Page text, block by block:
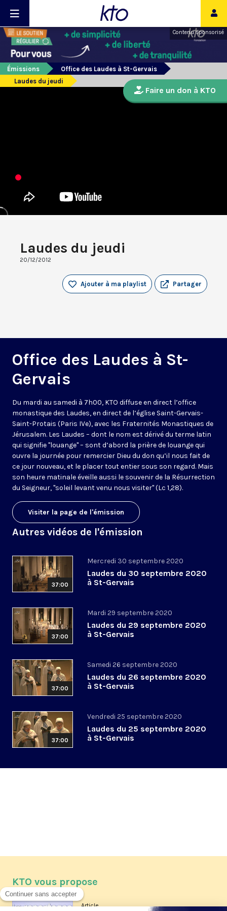
Contenu sponsorisé
Émissions
Office des Laudes à St-Gervais
Laudes du jeudi
Laudes du jeudi
20/12/2012
Partager
Ajouter à ma playlist
Office des Laudes à St-
Gervais
Du mardi au samedi à 7h00, KTO diffuse en direct l’office
monastique des Laudes, en direct de l’église Saint-Gervais-
Saint-Protais (Paris IVe), avec les Fraternités Monastiques de
Jérusalem. Les Laudes – dont le nom est dérivé du terme latin
qui signifie "louange" – sont d’abord la prière de louange qui
ouvre la journée pour remercier Dieu du don qu’il nous fait de
ce jour nouveau, et le placer tout entier sous son regard. Mais
son heure matinale éveille aussi le souvenir de la Résurrection
du Seigneur, "soleil levant venu nous visiter" (Lc 1,28).
Visiter la page de l'émission
Autres vidéos de l'émission
37:00
Mercredi 30 septembre 2020
Laudes du 30 septembre 2020
à St-Gervais
37:00
Mardi 29 septembre 2020
Laudes du 29 septembre 2020
à St-Gervais
37:00
Samedi 26 septembre 2020
Laudes du 26 septembre 2020
à St-Gervais
37:00
Vendredi 25 septembre 2020
Laudes du 25 septembre 2020
à St-Gervais
Faire un don à KTO
KTO vous propose
Article